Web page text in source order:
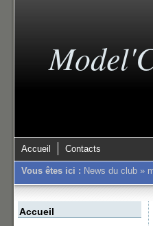
Accueil Contacts
Vous êtes ici : News du club»
Accueil